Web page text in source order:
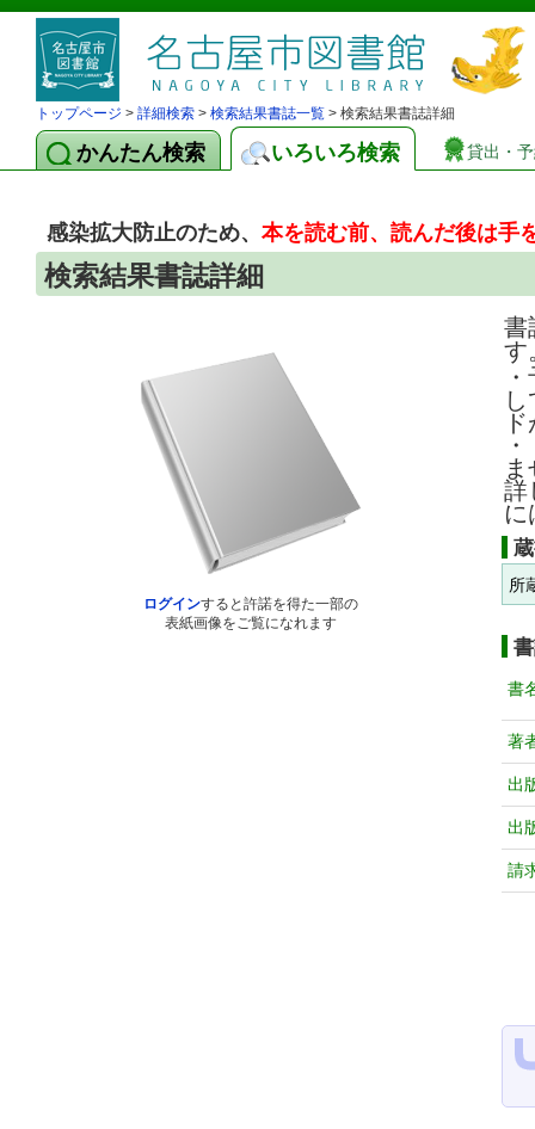
トップページ > 詳細検索 > 検索結果書誌一覧 > 検索結果書誌詳細
かんたん検索 いろいろ検索 貸出・
感染拡大防止のため、本を読む前、読んだ後は手
検索結果書誌詳細
ログインすると許諾を得た一部の
表紙画像をご覧になれます
書
す
詳
に
所
書
著
出
出
請